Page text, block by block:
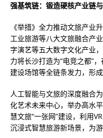
强基筑链：锻造硬核产业链
《举措》全力推动文旅产业
工业旅游等八大文旅融合产
字演艺等五大数字文化产业
力将长沙打造为“电竞之都”
建设场馆等全链条发力，形成
人工智能与文旅的深度融合
化艺术未来中心，举办高水
慧文旅“一张网”建设，利用
沉浸式智慧旅游新场景，为游